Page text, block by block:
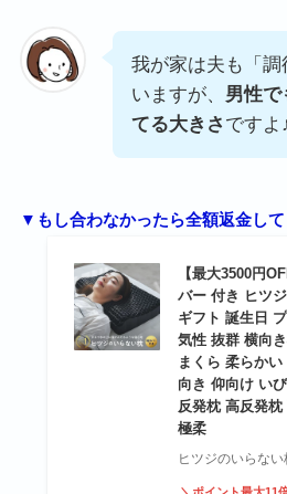
我が家は夫も「調
いますが、 男性で
てる大きさ ですよ
▼もし合わなかったら全額返金して
【最大3500円
バー 付き ヒツ
ギフト 誕生日
気性 抜群 横向
まくら 柔らか
向き 仰向け い
反発枕 高反発
極柔
ヒツジのいらな